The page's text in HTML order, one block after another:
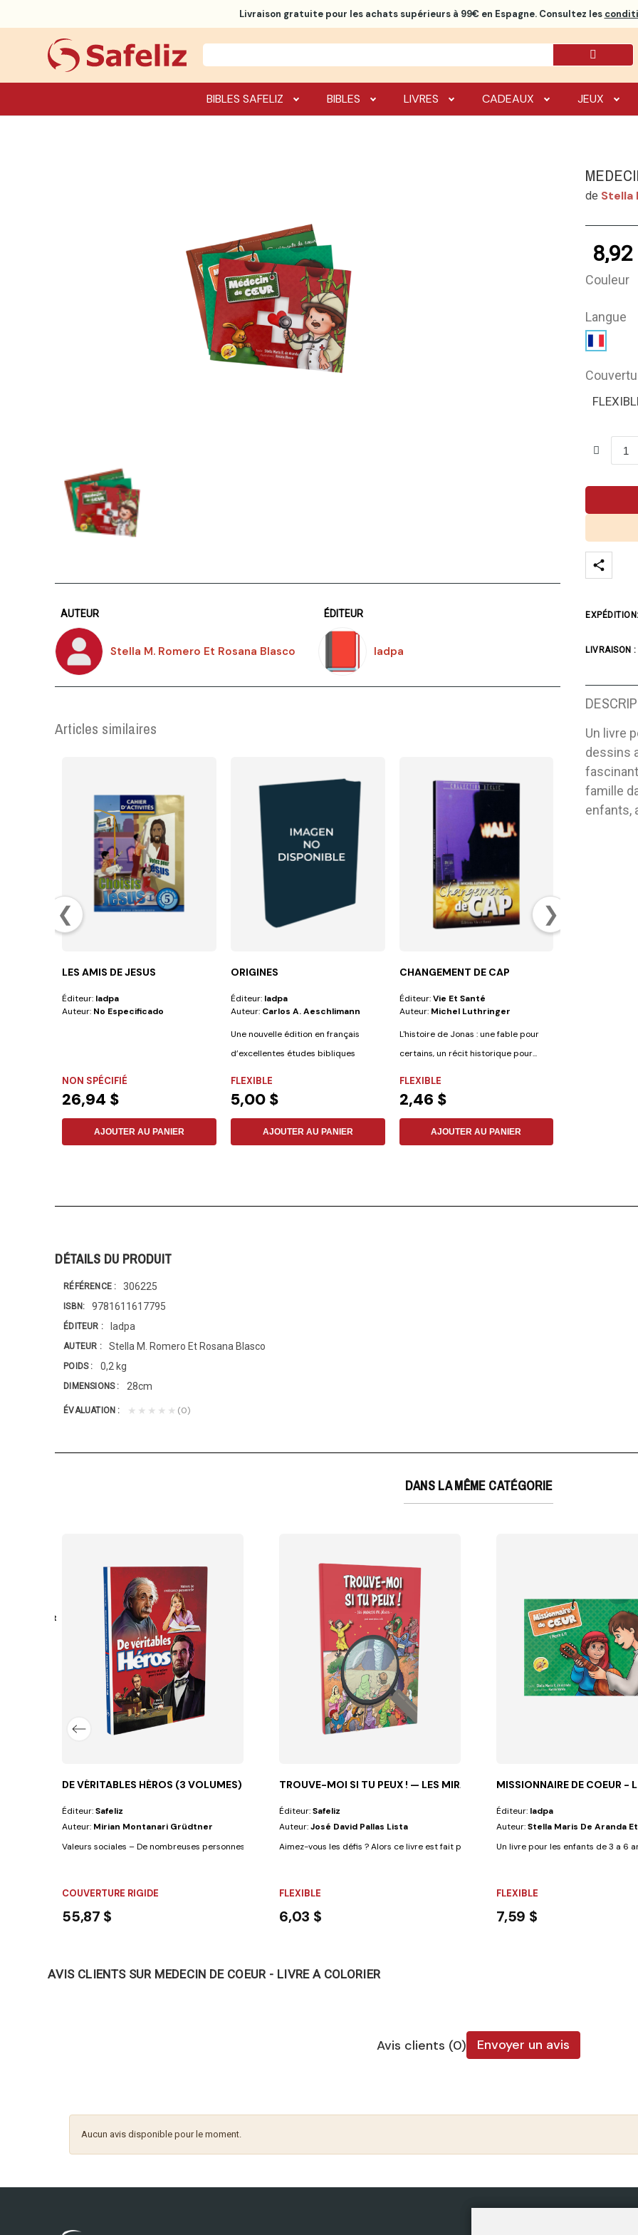
Livraison gratuitepour les achats supérieurs à 99€ en Espagne. Consultez les
BIBLES SAFELIZ BIBLES LIVRES CADEAUX JEUX
AUTEUR
Stella M. Romero Et Rosana Blasco
ÉDITEUR
Iadpa
Articles similaires
❮ ❯
LES AMIS DE JESUS
Éditeur: Iadpa
Auteur: No Especificado
NON SPÉCIFIÉ
26,94 $
AJOUTER AU PANIER
ORIGINES
Éditeur: Iadpa
Auteur: Carlos A. Aeschlimann
Une nouvelle édition en français
d’excellentes études bibliques
FLEXIBLE
5,00 $
AJOUTER AU PANIER
CHANGEMENT DE CAP
Éditeur:Vie Et Santé
Auteur: Michel Luthringer
L'histoire de Jonas : une fable pour
certains, un récit historique pour...
FLEXIBLE
2,46 $
AJOUTER AU PANIER
de Stella
Couleur
Langue
LIVRAISON :
Un livre
dessins
famille
enfants,
DÉTAILS DU PRODUIT
RÉFÉRENCE 306225
ISBN 9781611617795
ÉDITEUR Iadpa
AUTEUR Stella M. Romero Et Rosana Blasco
POIDS 0,2 kg
DIMENSIONS 28cm
ÉVALUATION ★★★★★ (0)
DANS LA MÊME CATÉGORIE
Vanderhorst
pourront jouer tout en regardant les...
DE VÉRITABLES HÉROS (3 VOLUMES)
Éditeur:Safeliz
Auteur: Mirian Montanari Grüdtner
Valeurs sociales – De nombreuses personnes à travers l'histoire sont devenues...
COUVERTURE RIGIDE
55,87 $
TROUVE-MOI SI TU PEUX ! — LES MIRACLES DE JÉSUS
Éditeur:Safeliz
Auteur:José David Pallas Lista
Aimez-vous les défis ? Alors ce livre est fait pour vous ! En plus de vous amuser,...
FLEXIBLE
6,03 $
MISSIONNAIRE DE COEUR -
Éditeur: Iadpa
Auteur:Stella Maris De Aranda
Un livre pour les enfants de 3 a 6
FLEXIBLE
7,59 $
AVIS CLIENTS SUR MEDECIN DE COEUR - LIVRE A COLORIER
Avis clients (0) Envoyer un avis
Aucun avis disponible pour le moment.